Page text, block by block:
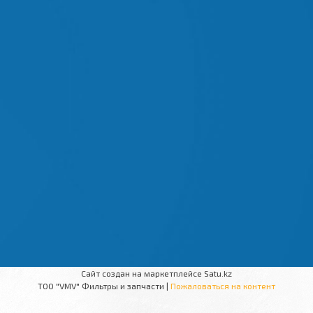
Сайт создан на маркетплейсе Satu.kz
ТОО "VMV" Фильтры и запчасти | Пожаловаться на контент